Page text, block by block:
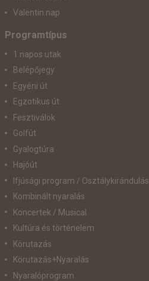
Valentin nap
Programtípus
1 napos utak
Belépőjegy
Egyéni út
Egzotikus út
Fesztiválok
Golfút
Gyalogtúra
Hajóút
Ifjúsági program / Osztálykirándulás
Kombinált nyaralás
Koncertek / Musical
Kultúra és történelem
Körutazás
Körutazás+Nyaralás
Nyaralóprogram